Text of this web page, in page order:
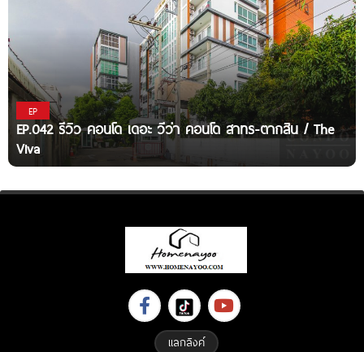
EP
EP.042 รีวิว คอนโด เดอะ วีว่า คอนโด สาทร-ตากสิน / The
Viva
แลกลิงค์